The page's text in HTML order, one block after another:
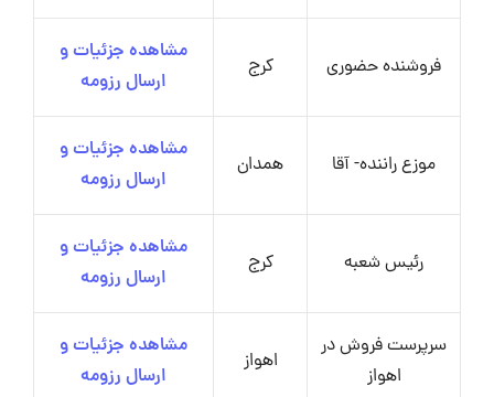
فروشنده حضوری کرج
مشاهده جزئیات و
ارسال رزومه
موزع راننده- آقا همدان
مشاهده جزئیات و
ارسال رزومه
رئیس شعبه کرج
مشاهده جزئیات و
ارسال رزومه
سرپرست فروش در
اهواز
اهواز
مشاهده جزئیات و
ارسال رزومه